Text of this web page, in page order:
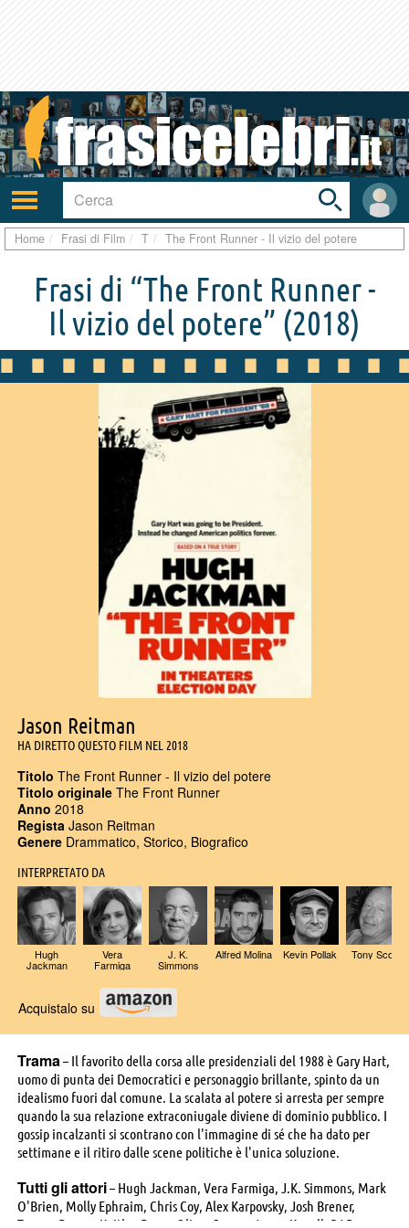
Attiva/disattiva
navigazione
User
area
Toggle
search
bar
Home Frasi di Film T The Front Runner - Il vizio del potere
Frasi di “The Front Runner -
Il vizio del potere” (2018)
Jason Reitman
HA DIRETTO QUESTO FILM NEL 2018
Titolo The Front Runner - Il vizio del potere
Titolo originale The Front Runner
Anno 2018
Regista Jason Reitman
Genere Drammatico, Storico, Biografico
INTERPRETATO DA
Hugh
Jackman
Vera
Farmiga
J. K.
Simmons
Alfred Molina Kevin Pollak Tony Scott
Acquistalo su
Trama – Il favorito della corsa alle presidenziali del 1988 è Gary Hart,
uomo di punta dei Democratici e personaggio brillante, spinto da un
idealismo fuori dal comune. La scalata al potere si arresta per sempre
quando la sua relazione extraconiugale diviene di dominio pubblico. I
gossip incalzanti si scontrano con l'immagine di sé che ha dato per
settimane e il ritiro dalle scene politiche è l'unica soluzione.
Tutti gli attori– Hugh Jackman, Vera Farmiga, J.K. Simmons, Mark
O'Brien, Molly Ephraim, Chris Coy, Alex Karpovsky, Josh Brener,
Tommy Dewey, Kaitlyn Dever, Oliver Cooper, Jenna Kanell, RJ Brown,